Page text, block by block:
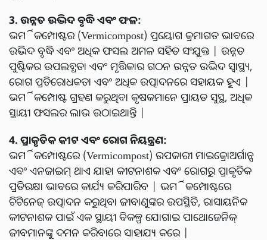
3. ଉନ୍ନତ ଉଦ୍ଭିଦ ବୃଦ୍ଧି ଏବଂ ଫଳ:
ଭର୍ମିକମ୍ପୋଷ୍ଟର (Vermicompost) ପ୍ରୟୋଗ କ୍ରମାଗତ ଭାବରେ
ଉଦ୍ଭିଦ ବୃଦ୍ଧି ଏବଂ ଅଧିକ ଫସଲ ଅମଳ ସହିତ ସଂଯୁକ୍ତ | ଉନ୍ନତ
ପୁଷ୍ଟିକର ଉପଲବ୍ଧତା ଏବଂ ମୃତ୍ତିକାର ଗଠନ ଉନ୍ନତ ଉଦ୍ଭିଦ ସ୍ୱାସ୍ଥ୍ୟ,
ରୋଗ ପ୍ରତିରୋଧକତା ଏବଂ ଅଧିକ ଉତ୍ପାଦନରେ ସହାୟକ ହୁଏ |
ଭର୍ମିକମ୍ପୋଷ୍ଟ ଗ୍ରହଣ କରୁଥିବା କୃଷକମାନେ ପ୍ରାୟତ ସୁସ୍ଥ, ଅଧିକ
ସ୍ଥାୟୀ ଫସଲର ଲାଭ ଉଠାଇଥାନ୍ତି |
4. ପ୍ରାକୃତିକ କୀଟ ଏବଂ ରୋଗ ନିୟନ୍ତ୍ରଣ:
ଭର୍ମିକମ୍ପୋଷ୍ଟରେ (Vermicompost) ଉପକାରୀ ମାଇକ୍ରୋଅର୍ଗାନ୍ସ
ଏବଂ ଏନଜାଇମ୍ ଥାଏ ଯାହା କୀଟନାଶକ ଏବଂ ରୋଗରୁ ପ୍ରାକୃତିକ
ପ୍ରତିରକ୍ଷା ଭାବରେ କାର୍ଯ୍ୟ କରିପାରିବ | ଭର୍ମିକମ୍ପୋଷ୍ଟରେ
ଚିଟିନେଜ୍ ଉତ୍ପାଦନ କରୁଥିବା ଜୀବାଣୁଙ୍କର ଉପସ୍ଥିତି, ରାସାୟନିକ
କୀଟନାଶକ ପାଇଁ ଏକ ସ୍ଥାୟୀ ବିକଳ୍ପ ଯୋଗାଇ ପାଥୋଜେନିକ୍
ଜୀବମାନଙ୍କୁ ଦମନ କରିବାରେ ସାହାଯ୍ୟ କରେ |